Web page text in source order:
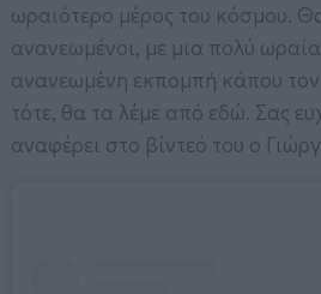
ωραιότερο μέρος του κόσμου.
ανανεωμένοι, με μια πολύ
ανανεωμένη εκπομπή κάπου
τότε, θα τα λέμε από εδώ. Σας
αναφέρει στο βίντεό του ο